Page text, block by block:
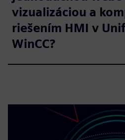
vizualizáciou a
riešením HMI v
WinCC?